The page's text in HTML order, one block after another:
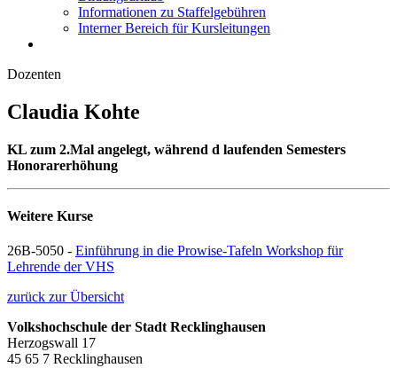
Informationen zu Staffelgebühren
Interner Bereich für Kursleitungen
Dozenten
Claudia Kohte
KL zum 2.Mal angelegt, während d laufenden Semesters
Honorarerhöhung
Weitere Kurse
26B-5050 - Einführung in die Prowise-Tafeln Workshop für
Lehrende der VHS
zurück zur Übersicht
Volkshochschule der Stadt Recklinghausen
Herzogswall 17
45 65 7 Recklinghausen